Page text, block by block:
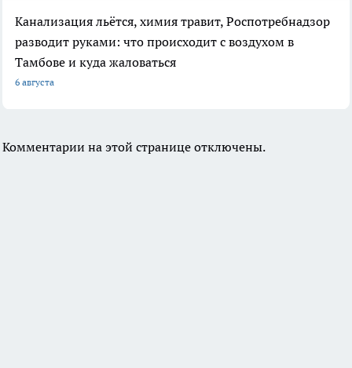
Канализация льётся, химия травит, Роспотребнадзор
разводит руками: что происходит с воздухом в
Тамбове и куда жаловаться
6 августа
Комментарии на этой странице отключены.